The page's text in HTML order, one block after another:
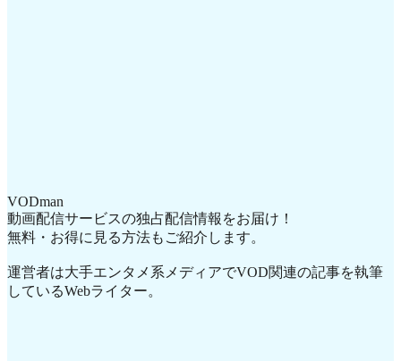
VODman
動画配信サービスの独占配信情報をお届け！
無料・お得に見る方法もご紹介します。
運営者は大手エンタメ系メディアでVOD関連の記事を執筆
しているWebライター。